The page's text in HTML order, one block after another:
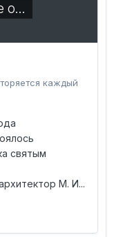
о…
каждый
святым
М. И...